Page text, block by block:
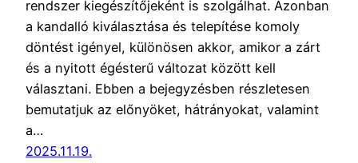
rendszer kiegészítőjeként is szolgálhat. Azonban
a kandalló kiválasztása és telepítése komoly
döntést igényel, különösen akkor, amikor a zárt
és a nyitott égésterű változat között kell
választani. Ebben a bejegyzésben részletesen
bemutatjuk az előnyöket, hátrányokat, valamint
a…
2025.11.19.